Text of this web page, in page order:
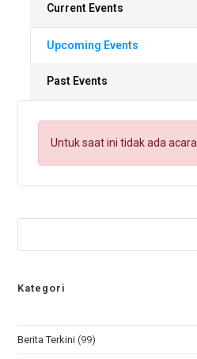
Current Events
Upcoming Events
Past Events
Untuk saat ini tidak ada acara.
Kategori
Berita Terkini (99)